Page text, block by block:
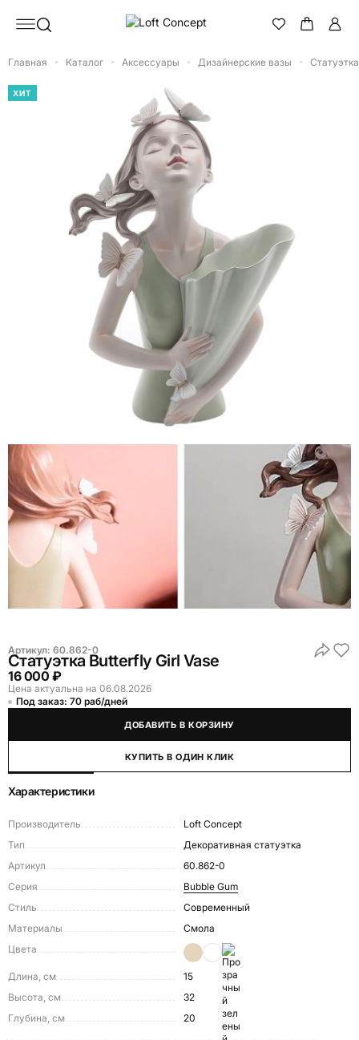
Главная Каталог Аксессуары Дизайнерские вазы
ХИТ
Артикул: 60.862-0
Статуэтка Butterfly Girl Vase
16 000 ₽
Цена актуальна на 06.08.2026
Под заказ: 70 раб/дней
ДОБАВИТЬ В КОРЗИНУ
КУПИТЬ В ОДИН КЛИК
Характеристики
Производитель
Loft Concept
Тип
Декоративная статуэтка
Артикул
60.862-0
Серия
Bubble Gum
Стиль
Современный
Материалы
Смола
Цвета
Длина, см
15
Высота, см
32
Глубина, см
20